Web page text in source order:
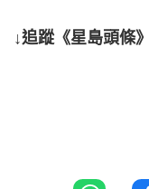
↓追蹤《星島頭條